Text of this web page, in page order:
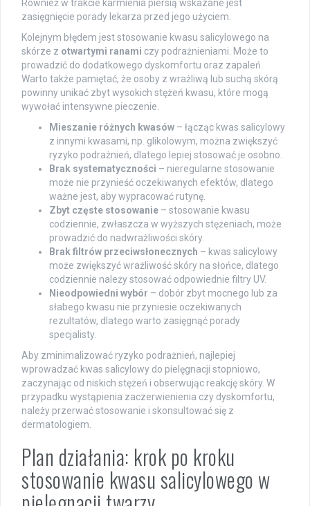
Również w trakcie karmienia piersią wskazane jest
zasięgnięcie porady lekarza przed jego użyciem.
Kolejnym błędem jest stosowanie kwasu salicylowego na
skórze z otwartymi ranami czy podrażnieniami. Może to
prowadzić do dodatkowego dyskomfortu oraz zapaleń.
Warto także pamiętać, że osoby z wrażliwą lub suchą skórą
powinny unikać zbyt wysokich stężeń kwasu, które mogą
wywołać intensywne pieczenie.
Mieszanie różnych kwasów – łącząc kwas salicylowy
z innymi kwasami, np. glikolowym, można zwiększyć
ryzyko podrażnień, dlatego lepiej stosować je osobno.
Brak systematyczności – nieregularne stosowanie
może nie przynieść oczekiwanych efektów, dlatego
ważne jest, aby wypracować rutynę.
Zbyt częste stosowanie – stosowanie kwasu
codziennie, zwłaszcza w wyższych stężeniach, może
prowadzić do nadwrażliwości skóry.
Brak filtrów przeciwsłonecznych – kwas salicylowy
może zwiększyć wrażliwość skóry na słońce, dlatego
codziennie należy stosować odpowiednie filtry UV.
Nieodpowiedni wybór – dobór zbyt mocnego lub za
słabego kwasu nie przyniesie oczekiwanych
rezultatów, dlatego warto zasięgnąć porady
specjalisty.
Aby zminimalizować ryzyko podrażnień, najlepiej
wprowadzać kwas salicylowy do pielęgnacji stopniowo,
zaczynając od niskich stężeń i obserwując reakcję skóry. W
przypadku wystąpienia zaczerwienienia czy dyskomfortu,
należy przerwać stosowanie i skonsultować się z
dermatologiem.
Plan działania: krok po kroku
stosowanie kwasu salicylowego w